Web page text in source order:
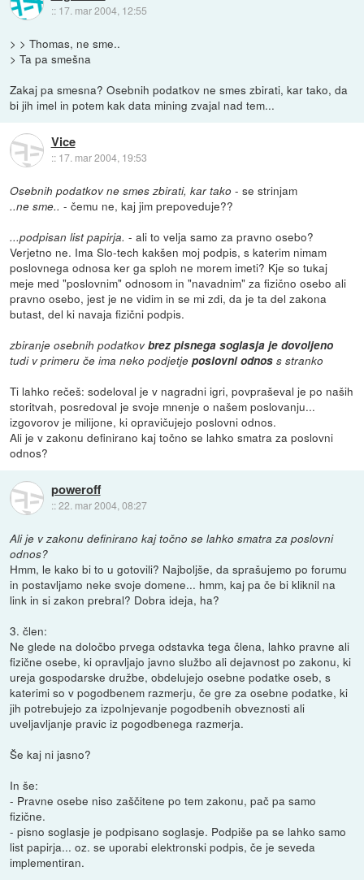
:: 17. mar 2004, 12:55
> > Thomas, ne sme..
> Ta pa smešna
Zakaj pa smesna? Osebnih podatkov ne smes zbirati, kar tako, da
bi jih imel in potem kak data mining zvajal nad tem...
Vice
:: 17. mar 2004, 19:53
Osebnih podatkov ne smes zbirati, kar tako - se strinjam
..ne sme.. - čemu ne, kaj jim prepoveduje??
...podpisan list papirja. - ali to velja samo za pravno osebo?
Verjetno ne. Ima Slo-tech kakšen moj podpis, s katerim nimam
poslovnega odnosa ker ga sploh ne morem imeti? Kje so tukaj
meje med "poslovnim" odnosom in "navadnim" za fizično osebo ali
pravno osebo, jest je ne vidim in se mi zdi, da je ta del zakona
butast, del ki navaja fizični podpis.
zbiranje osebnih podatkovbrez pisnega soglasja je dovoljeno
tudi v primeru če ima neko podjetjeposlovni odnoss stranko
Ti lahko rečeš: sodeloval je v nagradni igri, povpraševal je po naših
storitvah, posredoval je svoje mnenje o našem poslovanju...
izgovorov je milijone, ki opravičujejo poslovni odnos.
Ali je v zakonu definirano kaj točno se lahko smatra za poslovni
odnos?
poweroff
::22. mar 2004, 08:27
Ali je v zakonu definirano kaj točno se lahko smatra za poslovni
odnos?
Hmm, le kako bi to u gotovili? Najboljše, da sprašujemo po forumu
in postavljamo neke svoje domene... hmm, kaj pa če bi kliknil na
link in si zakon prebral? Dobra ideja, ha?
3. člen:
Ne glede na določbo prvega odstavka tega člena, lahko pravne ali
fizične osebe, ki opravljajo javno službo ali dejavnost po zakonu, ki
ureja gospodarske družbe, obdelujejo osebne podatke oseb, s
katerimi so v pogodbenem razmerju, če gre za osebne podatke, ki
jih potrebujejo za izpolnjevanje pogodbenih obveznosti ali
uveljavljanje pravic iz pogodbenega razmerja.
Še kaj ni jasno?
In še:
- Pravne osebe niso zaščitene po tem zakonu, pač pa samo
fizične.
- pisno soglasje je podpisano soglasje. Podpiše pa se lahko samo
list papirja... oz. se uporabi elektronski podpis, če je seveda
implementiran.